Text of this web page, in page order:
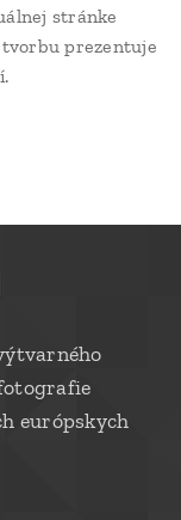
stránke
prezentuje
európskych